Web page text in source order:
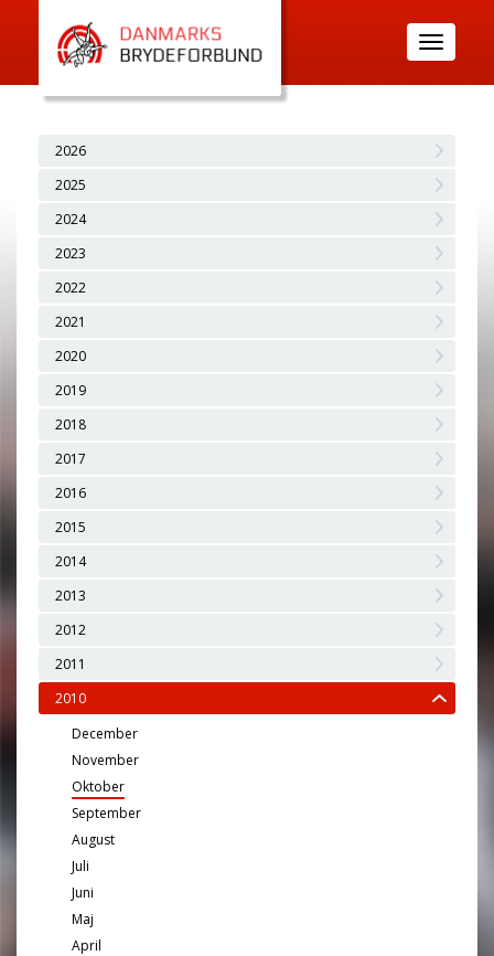
Toggle
navigation
2026
2025
2024
2023
2022
2021
2020
2019
2018
2017
2016
2015
2014
2013
2012
2011
2010
December
November
Oktober
September
August
Juli
Juni
Maj
April